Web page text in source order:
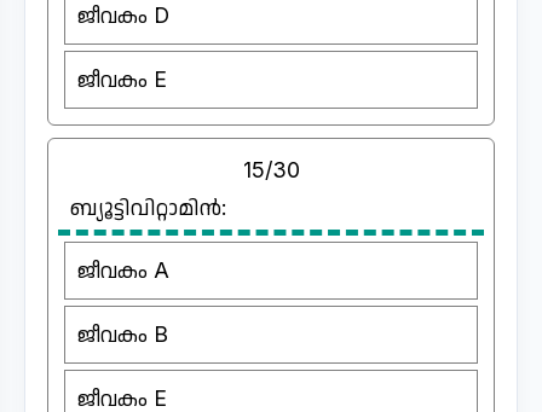
ജീവകം D
ജീവകം E
15/30
ബ്യൂട്ടിവിറ്റാമിൻ:
ജീവകം A
ജീവകം B
ജീവകം E